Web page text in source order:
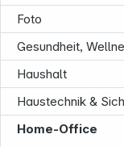
Foto
Gesundheit,
Haushalt
Haustechnik &
Home-Office